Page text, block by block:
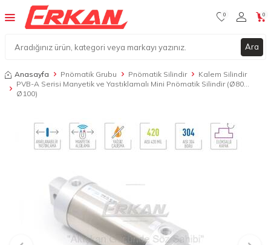
Ara
0 0
Anasayfa Pnömatik Grubu Pnömatik Silindir
Kalem Silindir
PVB-A Serisi Manyetik ve Yastıklamalı Mini Pnömatik Silindir (Ø80…
Ø100)